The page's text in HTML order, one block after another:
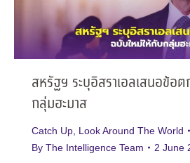
สหรัฐฯ ระบุอิสราเอลเสนอข้อ
กลุ่มฮะมาส
Catch Up Look Around The World
By The Intelligence Team 2 June